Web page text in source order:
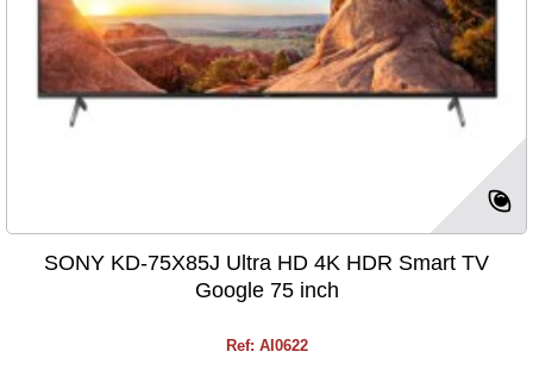
SONY KD-75X85J Ultra HD 4K HDR Smart TV
Google 75 inch
Ref: AI0622